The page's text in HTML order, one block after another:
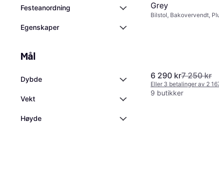
Festeanordning
Egenskaper
Mål
Dybde
Vekt
Høyde
Grey
Bilstol, Bakovervendt,
6 290 kr7 250 kr
Eller 3 betalinger av 2
9 butikker